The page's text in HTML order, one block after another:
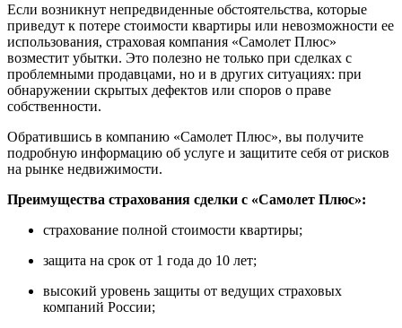
Если возникнут непредвиденные обстоятельства, которые
приведут к потере стоимости квартиры или невозможности ее
использования, страховая компания «Самолет Плюс»
возместит убытки. Это полезно не только при сделках с
проблемными продавцами, но и в других ситуациях: при
обнаружении скрытых дефектов или споров о праве
собственности.
Обратившись в компанию «Самолет Плюс», вы получите
подробную информацию об услуге и защитите себя от рисков
на рынке недвижимости.
Преимущества страхования сделки с «Самолет Плюс»:
страхование полной стоимости квартиры;
защита на срок от 1 года до 10 лет;
высокий уровень защиты от ведущих страховых
компаний России;